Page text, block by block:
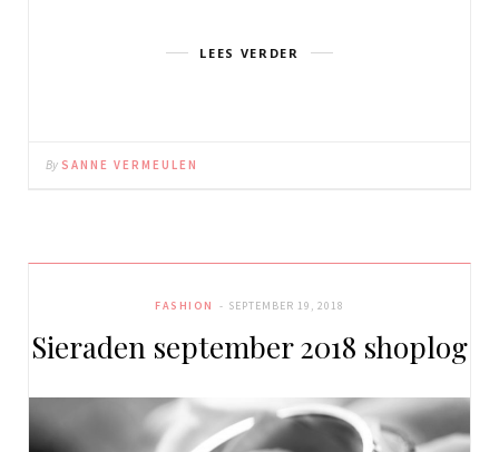
LEES VERDER
By SANNE VERMEULEN
FASHION SEPTEMBER 19, 2018
Sieraden september 2018 shoplog